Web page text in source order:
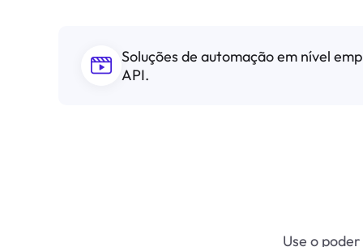
Soluções de automação em nível
API.
Use o